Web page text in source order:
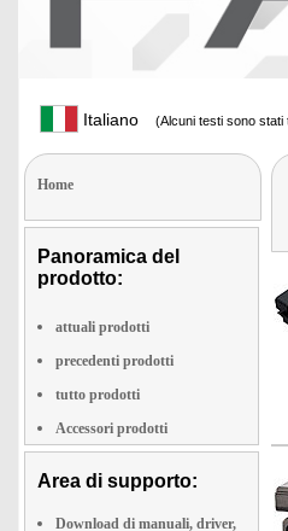
Italiano (Alcuni testi sono stati
Home
Panoramica del
prodotto:
attuali prodotti
precedenti prodotti
tutto prodotti
Accessori prodotti
Area di supporto:
Download di manuali, driver,